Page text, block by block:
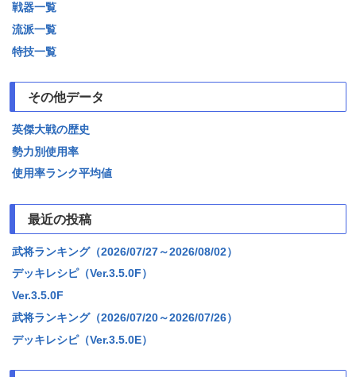
戦器一覧
流派一覧
特技一覧
その他データ
英傑大戦の歴史
勢力別使用率
使用率ランク平均値
最近の投稿
武将ランキング（2026/07/27～2026/08/02）
デッキレシピ（Ver.3.5.0F）
Ver.3.5.0F
武将ランキング（2026/07/20～2026/07/26）
デッキレシピ（Ver.3.5.0E）